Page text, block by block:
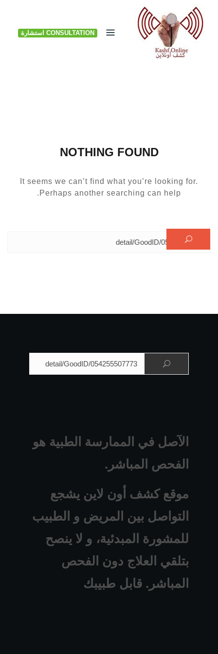
Skip
content
CONSULTATION استشارة
NOTHING FOUND
It seems we can’t find what you’re looking for.
Perhaps another searching can help.
البحث عن:
الآصل في الممارسة الطبية هو
الفحص المباشر.
موقع كشف أون لاين يشجع
التواصل بين المريض و الطبيب
للمشورة المبدئية، و لا ينصح
بتلقي العلاج دون الفحص
المباشر. قابل طبيبك